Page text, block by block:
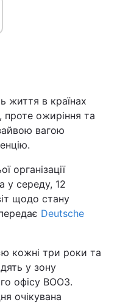
життя в країнах
ожиріння та
вагою
організації
у середу, 12
щодо стану
Deutsche
кожні три роки та
у зону
офісу ВООЗ.
очікувана